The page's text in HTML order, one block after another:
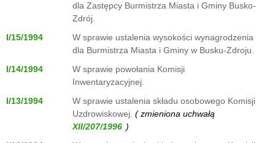
dla Zastępcy Burmistrza Miasta i Gminy Busko-
Zdrój.
I/15/1994
W sprawie ustalenia wysokości wynagrodzenia
dla Burmistrza Miasta i Gminy w Busku-Zdroju.
I/14/1994
W sprawie powołania Komisji
Inwentaryzacyjnej.
I/13/1994
W sprawie ustalenia składu osobowego Komisji
Uzdrowiskowej. ( zmieniona uchwałą
)